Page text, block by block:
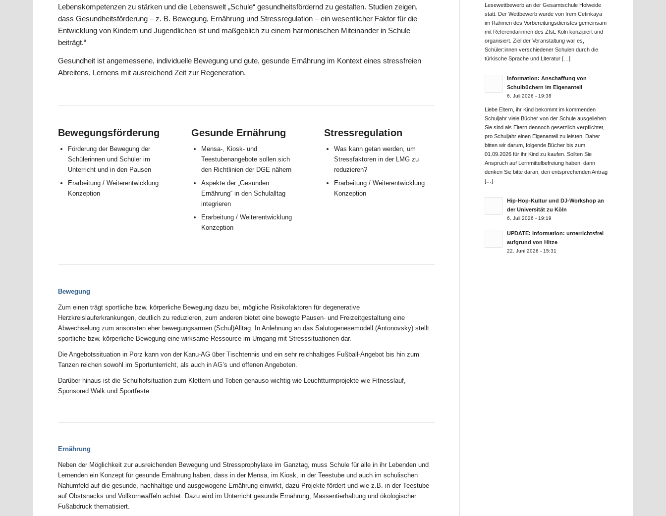
Lebenskompetenzen zu stärken und die Lebenswelt „Schule“ gesundheitsfördernd zu gestalten. Studien zeigen,
dass Gesundheitsförderung – z. B. Bewegung, Ernährung und Stressregulation – ein wesentlicher Faktor für die
Entwicklung von Kindern und Jugendlichen ist und maßgeblich zu einem harmonischen Miteinander in Schule
beiträgt.“
Gesundheit ist angemessene, individuelle Bewegung und gute, gesunde Ernährung im Kontext eines stressfreien
Abreitens, Lernens mit ausreichend Zeit zur Regeneration.
Bewegungsförderung
Förderung der Bewegung der
Schülerinnen und Schüler im
Unterricht und in den Pausen
Erarbeitung / Weiterentwicklung
Konzeption
Gesunde Ernährung
Mensa-, Kiosk- und
Teestubenangebote sollen sich
den Richtlinien der DGE nähern
Aspekte der „Gesunden
Ernährung“ in den Schulalltag
integrieren
Erarbeitung / Weiterentwicklung
Konzeption
Stressregulation
Was kann getan werden, um
Stressfaktoren in der LMG zu
reduzieren?
Erarbeitung / Weiterentwicklung
Konzeption
Bewegung
Zum einen trägt sportliche bzw. körperliche Bewegung dazu bei, mögliche Risikofaktoren für degenerative
Herzkreislauferkrankungen, deutlich zu reduzieren, zum anderen bietet eine bewegte Pausen- und Freizeitgestaltung eine
Abwechselung zum ansonsten eher bewegungsarmen (Schul)Alltag. In Anlehnung an das Salutogenesemodell (Antonovsky) stellt
sportliche bzw. körperliche Bewegung eine wirksame Ressource im Umgang mit Stresssituationen dar.
Die Angebotssituation in Porz kann von der Kanu-AG über Tischtennis und ein sehr reichhaltiges Fußball-Angebot bis hin zum
Tanzen reichen sowohl im Sportunterricht, als auch in AG’s und offenen Angeboten.
Darüber hinaus ist die Schulhofsituation zum Klettern und Toben genauso wichtig wie Leuchtturmprojekte wie Fitnesslauf,
Sponsored Walk und Sportfeste.
Ernährung
Neben der Möglichkeit zur ausreichenden Bewegung und Stressprophylaxe im Ganztag, muss Schule für alle in ihr Lebenden und
Lernenden ein Konzept für gesunde Ernährung haben, dass in der Mensa, im Kiosk, in der Teestube und auch im schulischen
Nahumfeld auf die gesunde, nachhaltige und ausgewogene Ernährung einwirkt, dazu Projekte fördert und wie z.B. in der Teestube
auf Obstsnacks und Vollkornwaffeln achtet. Dazu wird im Unterricht gesunde Ernährung, Massentierhaltung und ökologischer
Fußabdruck thematisiert.
Lesewettbewerb an der Gesamtschule Holweide
statt. Der Wettbewerb wurde von Irem Cetinkaya
im Rahmen des Vorbereitungsdienstes gemeinsam
mit Referendarinnen des ZfsL Köln konzipiert und
organisiert. Ziel der Veranstaltung war es,
Schüler:innen verschiedener Schulen durch die
türkische Sprache und Literatur […]
Information: Anschaffung von
Schulbüchern im Eigenanteil
6. Juli 2026 - 19:38
Liebe Eltern, ihr Kind bekommt im kommenden
Schuljahr viele Bücher von der Schule ausgeliehen.
Sie sind als Eltern dennoch gesetzlich verpflichtet,
pro Schuljahr einen Eigenanteil zu leisten. Daher
bitten wir darum, folgende Bücher bis zum
01.09.2026 für ihr Kind zu kaufen. Sollten Sie
Anspruch auf Lernmittelbefreiung haben, dann
denken Sie bitte daran, den entsprechenden Antrag
[…]
Hip-Hop-Kultur und DJ-Workshop an
der Universität zu Köln
6. Juli 2026 - 19:19
UPDATE: Information: unterrichtsfrei
aufgrund von Hitze
22. Juni 2026 - 15:31